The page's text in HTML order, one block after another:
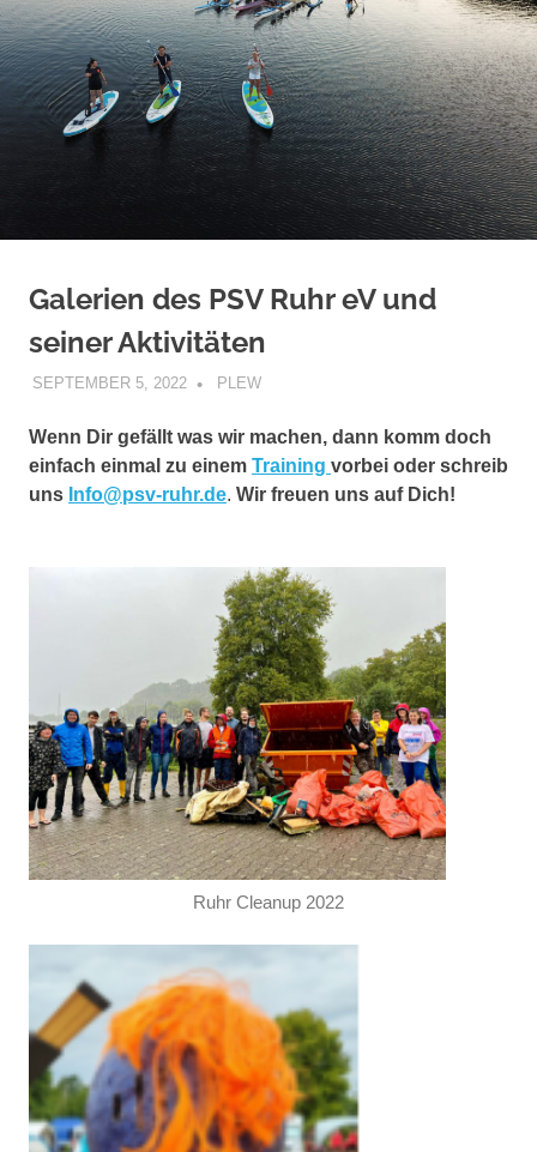
Galerien des PSV Ruhr eV und
seiner Aktivitäten
SEPTEMBER 5, 2022 PLEWGALERIEN
Wenn Dir gefällt was wir machen, dann komm doch
einfach einmal zu einem Training vorbei oder schreib
uns Info@psv-ruhr.de. Wir freuen uns auf Dich!
Ruhr Cleanup 2022